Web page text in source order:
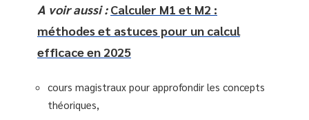
A voir aussi : Calculer M1 et M2 :
méthodes et astuces pour un calcul
efficace en 2025
cours magistraux pour approfondir les concepts
théoriques,